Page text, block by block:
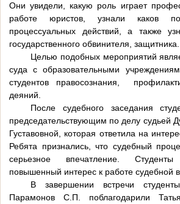
Они увидели, какую роль играет
работе юристов, узнали каков
процессуальных действий, а также
государственного обвинителя, защитника.
Целью подобных мероприятий
суда с образовательными
студентов правосознания,
деяний.
После судебного заседания
председательствующим по делу судьей
Густавовной, которая ответила на
Ребята признались, что судебный
серьезное впечатление.
повышенный интерес к работе судебной
В завершении встречи
Парамонов С.П. поблагодарили